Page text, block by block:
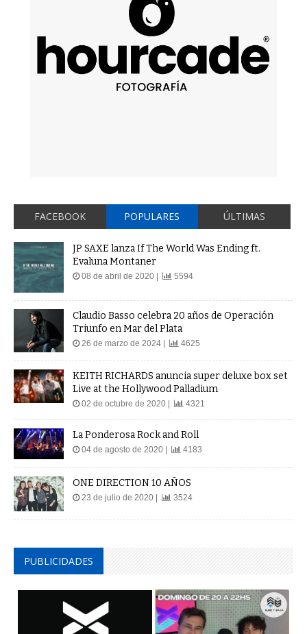
FACEBOOK POPULARES ÚLTIMAS
JP SAXE lanza If The World Was Ending ft.
Evaluna Montaner
08 de abril de 2020 | 5594
Claudio Basso celebra 20 años de Operación
Triunfo en Mar del Plata
26 de marzo de 2024 | 4625
KEITH RICHARDS anuncia super deluxe box set
Live at the Hollywood Palladium
02 de octubre de 2020 | 4321
La Ponderosa Rock and Roll
04 de agosto de 2020 | 4183
ONE DIRECTION 10 AÑOS
23 de julio de 2020 | 3524
PUBLICIDADES